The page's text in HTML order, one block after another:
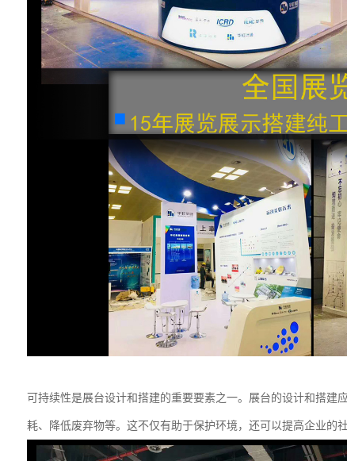
可持续性是展台设计和搭建的重要要素之一。展台的设计和搭
耗、降低废弃物等。这不仅有助于保护环境，还可以提高企业的